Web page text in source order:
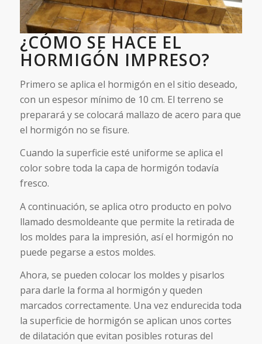
¿CÓMO SE HACE EL
HORMIGÓN IMPRESO?
Primero se aplica el hormigón en el sitio deseado,
con un espesor mínimo de 10 cm. El terreno se
preparará y se colocará mallazo de acero para que
el hormigón no se fisure.
Cuando la superficie esté uniforme se aplica el
color sobre toda la capa de hormigón todavía
fresco.
A continuación, se aplica otro producto en polvo
llamado desmoldeante que permite la retirada de
los moldes para la impresión, así el hormigón no
puede pegarse a estos moldes.
Ahora, se pueden colocar los moldes y pisarlos
para darle la forma al hormigón y queden
marcados correctamente. Una vez endurecida toda
la superficie de hormigón se aplican unos cortes
de dilatación que evitan posibles roturas del